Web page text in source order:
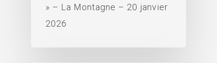
» – La Montagne – 20 janvier
2026